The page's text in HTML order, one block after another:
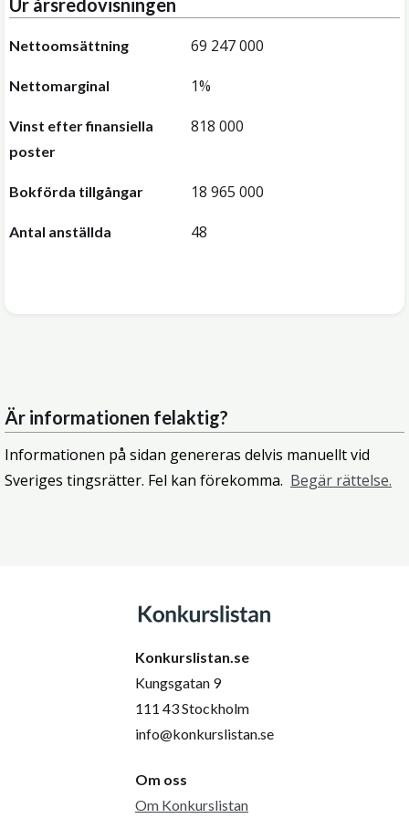
Ur årsredovisningen
Nettoomsättning 69 247 000
Nettomarginal 1%
Vinst efter finansiella
poster
818 000
Bokförda tillgångar 18 965 000
Antal anställda 48
Är informationen felaktig?
Informationen på sidan genereras delvis manuellt vid
Sveriges tingsrätter. Fel kan förekomma. Begär rättelse.
Konkurslistan.se
Kungsgatan 9
111 43 Stockholm
info@konkurslistan.se
Om oss
Om Konkurslistan